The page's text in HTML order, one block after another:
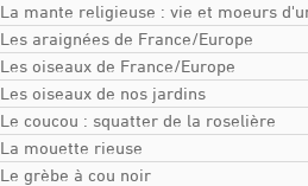
La mante religieuse : vie et moeurs
Les araignées de France/Europe
Les oiseaux de France/Europe
Les oiseaux de nos jardins
Le coucou : squatter de la roselière
La mouette rieuse
Le grèbe à cou noir